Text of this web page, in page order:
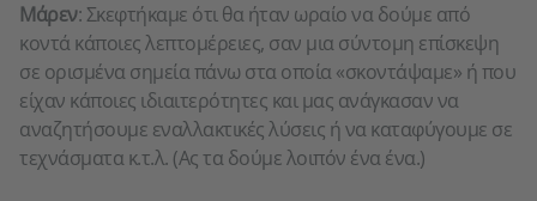
Μάρεν: Σκεφτήκαμε ότι θα ήταν ωραίο να δούμε από
κοντά κάποιες λεπτομέρειες, σαν μια σύντομη επίσκεψη
σε ορισμένα σημεία πάνω στα οποία «σκοντάψαμε» ή που
είχαν κάποιες ιδιαιτερότητες και μας ανάγκασαν να
αναζητήσουμε εναλλακτικές λύσεις ή να καταφύγουμε σε
τεχνάσματα κ.τ.λ. (Ας τα δούμε λοιπόν ένα ένα.)